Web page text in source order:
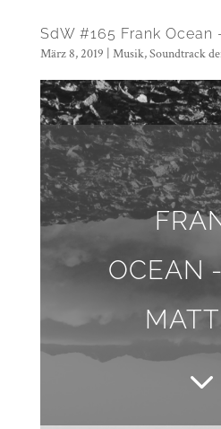
SdW #165 Frank Ocean
März 8, 2019 Musik,Soundtrack
OCEAN
3